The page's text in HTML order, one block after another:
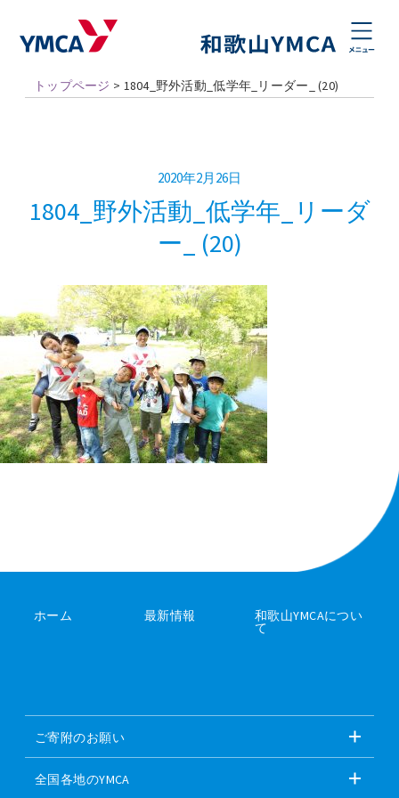
トップページ > 1804_野外活動_低学年_リーダー_ (20)
2020年2月26日
1804_野外活動_低学年_リーダ
ー_ (20)
ホーム 最新情報 和歌山YMCAについ
て
ご寄附のお願い
全国各地のYMCA